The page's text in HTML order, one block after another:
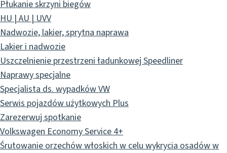
Płukanie skrzyni biegów
HU | AU | UVV
Nadwozie, lakier, sprytna naprawa
Lakier i nadwozie
Uszczelnienie przestrzeni ładunkowej Speedliner
Naprawy specjalne
Specjalista ds. wypadków VW
Serwis pojazdów użytkowych Plus
Zarezerwuj spotkanie
Volkswagen Economy Service 4+
Śrutowanie orzechów włoskich w celu wykrycia osadów w